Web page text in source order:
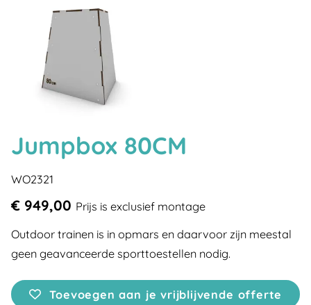
Jumpbox 80CM
WO2321
€ 949,00 Prijs is exclusief montage
Outdoor trainen is in opmars en daarvoor zijn meestal
geen geavanceerde sporttoestellen nodig.
Toevoegen aan je vrijblijvende offerte